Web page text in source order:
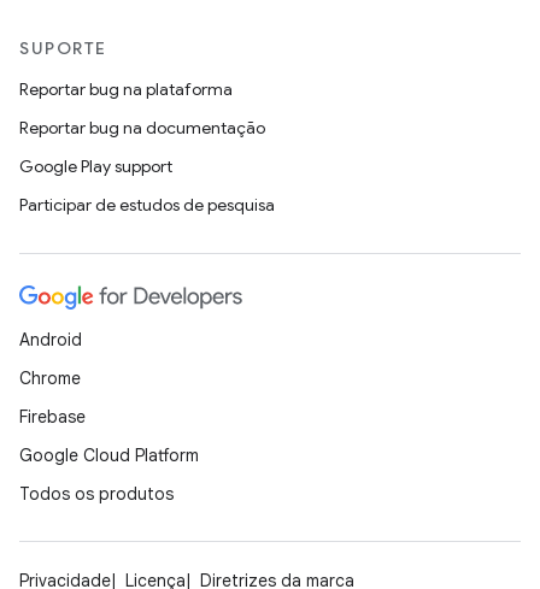
SUPORTE
Reportar bug na plataforma
Reportar bug na documentação
Google Play support
Participar de estudos de pesquisa
Android
Chrome
Firebase
Google Cloud Platform
Todos os produtos
Privacidade Licença Diretrizes da marca